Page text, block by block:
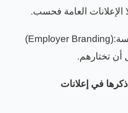
الإعلانات العامة فحسب.
(Employer Branding):
أن تختارهم.
في إعلانات